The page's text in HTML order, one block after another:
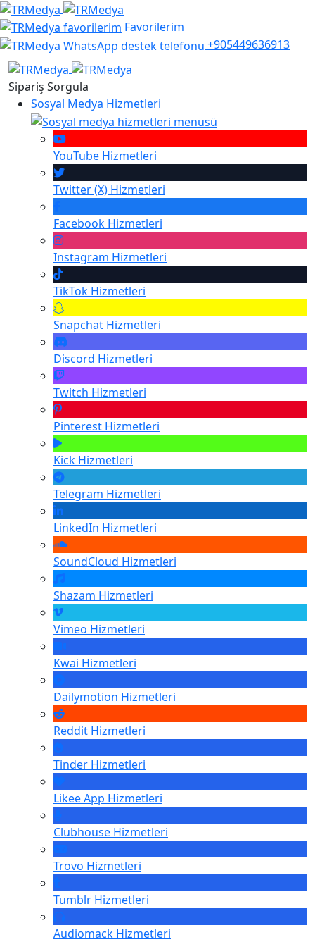
Favorilerim
+905449636913
Sipariş Sorgula
Sosyal Medya Hizmetleri
YouTube Hizmetleri
Twitter (X) Hizmetleri
Facebook Hizmetleri
Instagram Hizmetleri
TikTok Hizmetleri
Snapchat Hizmetleri
Discord Hizmetleri
Twitch Hizmetleri
Pinterest Hizmetleri
Kick Hizmetleri
Telegram Hizmetleri
LinkedIn Hizmetleri
SoundCloud Hizmetleri
Shazam Hizmetleri
Vimeo Hizmetleri
Kwai Hizmetleri
Dailymotion Hizmetleri
Reddit Hizmetleri
Tinder Hizmetleri
Likee App Hizmetleri
Clubhouse Hizmetleri
Trovo Hizmetleri
Tumblr Hizmetleri
Audiomack Hizmetleri